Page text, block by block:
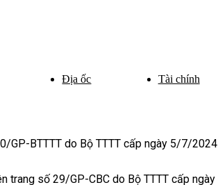
Địa ốc Tài chính
GP-BTTTT do Bộ TTTT cấp ngày 5/7/2024
trang số 29/GP-CBC do Bộ TTTT cấp ngày